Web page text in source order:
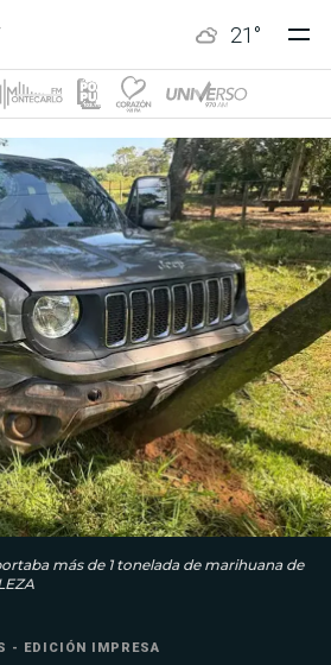
21 °
más de 1 tonelada de marihuana de
- EDICIÓN IMPRESA